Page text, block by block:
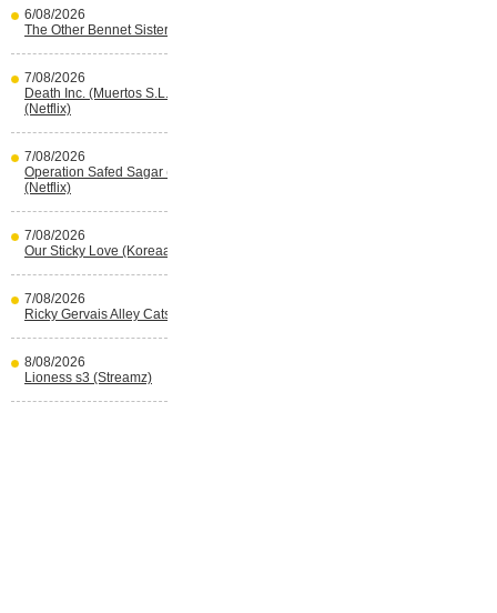
6/08/2026
The Other Bennet Sister (HBO Max)
7/08/2026
Death Inc. (Muertos S.L.) s4 (Spaans)
(Netflix)
7/08/2026
Operation Safed Sagar (Indisch)
(Netflix)
7/08/2026
Our Sticky Love (Koreaans) (Netflix)
7/08/2026
Ricky Gervais Alley Cats (Netflix)
8/08/2026
Lioness s3 (Streamz)